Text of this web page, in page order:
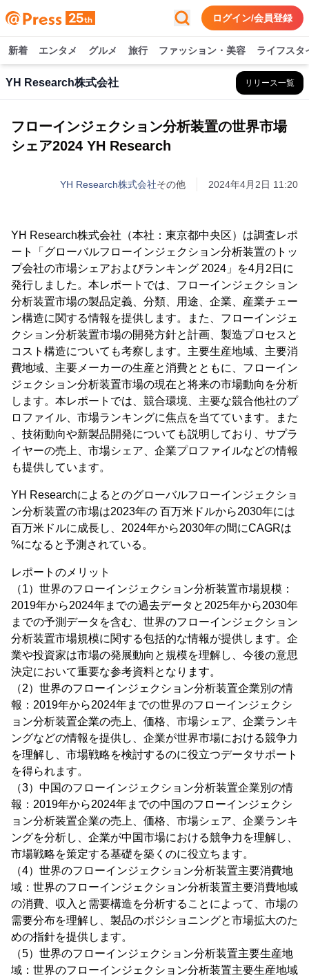
ログイン/会員登録
新着 エンタメ グルメ 旅行 ファッション・美容 ライフスタ
YH Research株式会社 リリース一覧
フローインジェクション分析装置の世界市場
シェア2024 YH Research
YH Research株式会社その他 2024年4月2日 11:20
YH Research株式会社（本社：東京都中央区）は調査レポ
ート「グローバルフローインジェクション分析装置のトッ
プ会社の市場シェアおよびランキング 2024」を4月2日に
発行しました。本レポートでは、フローインジェクション
分析装置市場の製品定義、分類、用途、企業、産業チェー
ン構造に関する情報を提供します。また、フローインジェ
クション分析装置市場の開発方針と計画、製造プロセスと
コスト構造についても考察します。主要生産地域、主要消
費地域、主要メーカーの生産と消費とともに、フローイン
ジェクション分析装置市場の現在と将来の市場動向を分析
します。本レポートでは、競合環境、主要な競合他社のプ
ロファイル、市場ランキングに焦点を当てています。また
、技術動向や新製品開発についても説明しており、サプラ
イヤーの売上、市場シェア、企業プロファイルなどの情報
も提供しています。
YH Researchによるとのグローバルフローインジェクショ
ン分析装置の市場は2023年の 百万米ドルから2030年には
百万米ドルに成長し、2024年から2030年の間にCAGRは
%になると予測されている。
レポートのメリット
（1）世界のフローインジェクション分析装置市場規模：
2019年から2024年までの過去データと2025年から2030年
までの予測データを含む、世界のフローインジェクション
分析装置市場規模に関する包括的な情報が提供します。企
業や投資家は市場の発展動向と規模を理解し、今後の意思
決定において重要な参考資料となります。
（2）世界のフローインジェクション分析装置企業別の情
報：2019年から2024年までの世界のフローインジェクシ
ョン分析装置企業の売上、価格、市場シェア、企業ランキ
ングなどの情報を提供し、企業が世界市場における競争力
を理解し、市場戦略を検討するのに役立つデータサポート
を得られます。
（3）中国のフローインジェクション分析装置企業別の情
報：2019年から2024年までの中国のフローインジェクシ
ョン分析装置企業の売上、価格、市場シェア、企業ランキ
ングを分析し、企業が中国市場における競争力を理解し、
市場戦略を策定する基礎を築くのに役立ちます。
（4）世界のフローインジェクション分析装置主要消費地
域：世界のフローインジェクション分析装置主要消費地域
の消費、収入と需要構造を分析することによって、市場の
需要分布を理解し、製品のポジショニングと市場拡大のた
めの指針を提供します。
（5）世界のフローインジェクション分析装置主要生産地
域：世界のフローインジェクション分析装置主要生産地域